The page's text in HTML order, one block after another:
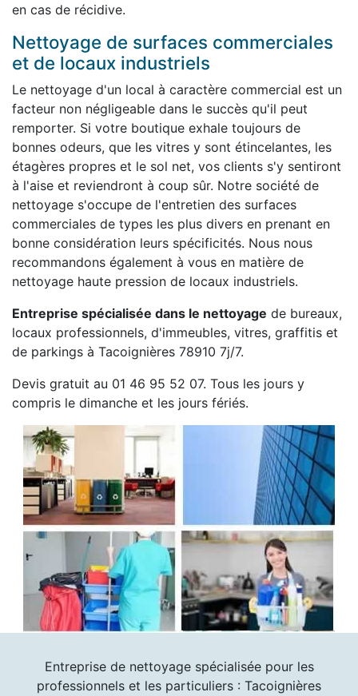
en cas de récidive.
Nettoyage de surfaces commerciales
et de locaux industriels
Le nettoyage d'un local à caractère commercial est un
facteur non négligeable dans le succès qu'il peut
remporter. Si votre boutique exhale toujours de
bonnes odeurs, que les vitres y sont étincelantes, les
étagères propres et le sol net, vos clients s'y sentiront
à l'aise et reviendront à coup sûr. Notre société de
nettoyage s'occupe de l'entretien des surfaces
commerciales de types les plus divers en prenant en
bonne considération leurs spécificités. Nous nous
recommandons également à vous en matière de
nettoyage haute pression de locaux industriels.
Entreprise spécialisée dans le nettoyage de bureaux,
locaux professionnels, d'immeubles, vitres, graffitis et
de parkings à Tacoignières 78910 7j/7.
Devis gratuit au 01 46 95 52 07. Tous les jours y
compris le dimanche et les jours fériés.
Entreprise de nettoyage spécialisée pour les
professionnels et les particuliers : Tacoignières